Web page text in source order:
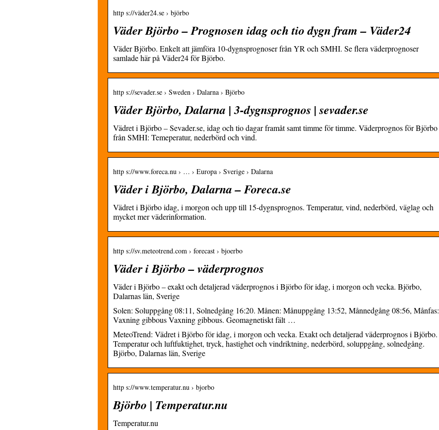
http s://väder24.se › björbo
Väder Björbo – Prognosen idag och tio dygn fram – Väder24
Väder Björbo. Enkelt att jämföra 10-dygnsprognoser från YR och SMHI. Se flera väderprognoser
samlade här på Väder24 för Björbo.
http s://sevader.se › Sweden › Dalarna › Björbo
Väder Björbo, Dalarna | 3-dygnsprognos | sevader.se
Vädret i Björbo – Sevader.se, idag och tio dagar framåt samt timme för timme. Väderprognos för Björbo
från SMHI: Temeperatur, nederbörd och vind.
http s://www.foreca.nu › … › Europa › Sverige › Dalarna
Väder i Björbo, Dalarna – Foreca.se
Vädret i Björbo idag, i morgon och upp till 15-dygnsprognos. Temperatur, vind, nederbörd, väglag och
mycket mer väderinformation.
http s://sv.meteotrend.com › forecast › bjoerbo
Väder i Björbo – väderprognos
Väder i Björbo – exakt och detaljerad väderprognos i Björbo för idag, i morgon och vecka. Björbo,
Dalarnas län, Sverige
Solen: Soluppgång 08:11, Solnedgång 16:20. Månen: Månuppgång 13:52, Månnedgång 08:56, Månfas:
Vaxning gibbous Vaxning gibbous. Geomagnetiskt fält …
MeteoTrend: Vädret i Björbo för idag, i morgon och vecka. Exakt och detaljerad väderprognos i Björbo.
Temperatur och luftfuktighet, tryck, hastighet och vindriktning, nederbörd, soluppgång, solnedgång.
Björbo, Dalarnas län, Sverige
http s://www.temperatur.nu › bjorbo
Björbo | Temperatur.nu
Temperatur.nu